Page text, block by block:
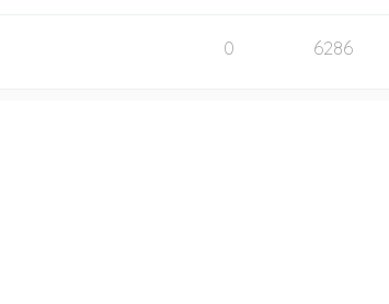
0 6286